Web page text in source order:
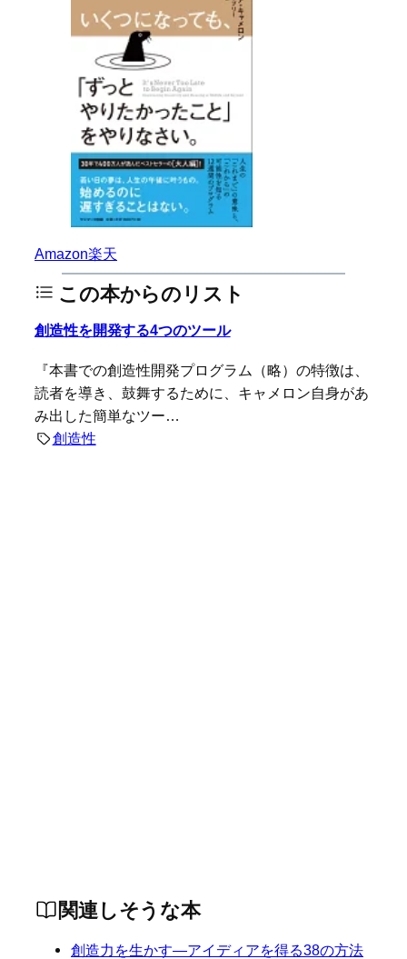
Amazon楽天
この本からのリスト
創造性を開発する4つのツール
『本書での創造性開発プログラム（略）の特徴は、
読者を導き、鼓舞するために、キャメロン自身があ
み出した簡単なツー…
創造性
関連しそうな本
創造力を生かす―アイディアを得る38の方法